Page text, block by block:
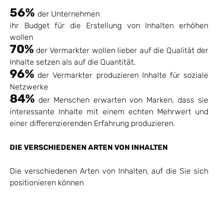
56% der Unternehmen
ihr Budget für die Erstellung von Inhalten erhöhen
wollen
70% der Vermarkter wollen lieber auf die Qualität der
Inhalte setzen als auf die Quantität.
96% der Vermarkter produzieren Inhalte für soziale
Netzwerke
84% der Menschen erwarten von Marken, dass sie
interessante Inhalte mit einem echten Mehrwert und
einer differenzierenden Erfahrung produzieren.
DIE VERSCHIEDENEN ARTEN VON INHALTEN
Die verschiedenen Arten von Inhalten, auf die Sie sich
positionieren können